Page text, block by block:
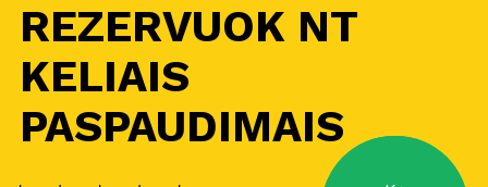
REZERVUOK NT
KELIAIS
PASPAUDIMAIS